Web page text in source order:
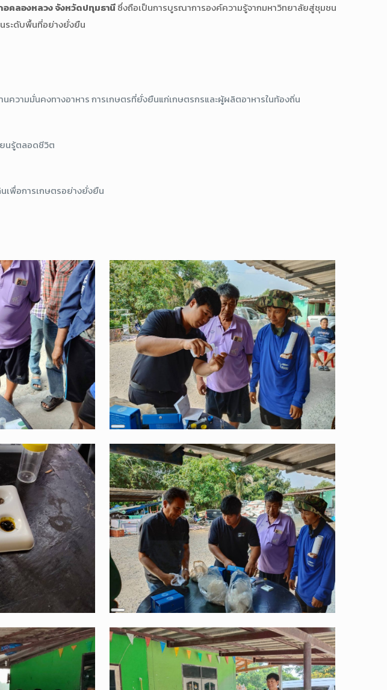
คลองหลวง จังหวัดปทุมธานีซึ่งถือเป็นการบูรณาการองค์ความรู้จากมหาวิทยาลัยสู่ชุมชน
ระดับพื้นที่อย่างยั่งยืน
ความมั่นคงทางอาหาร การเกษตรที่ยั่งยืนแก่เกษตรกรและผู้ผลิตอาหารในท้องถิ่น
ยนรู้ตลอดชีวิต
เพื่อการเกษตรอย่างยั่งยืน
Long
Description
Long
Description